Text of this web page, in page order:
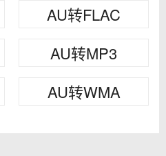
AU转FLAC
AU转MP3
AU转WMA